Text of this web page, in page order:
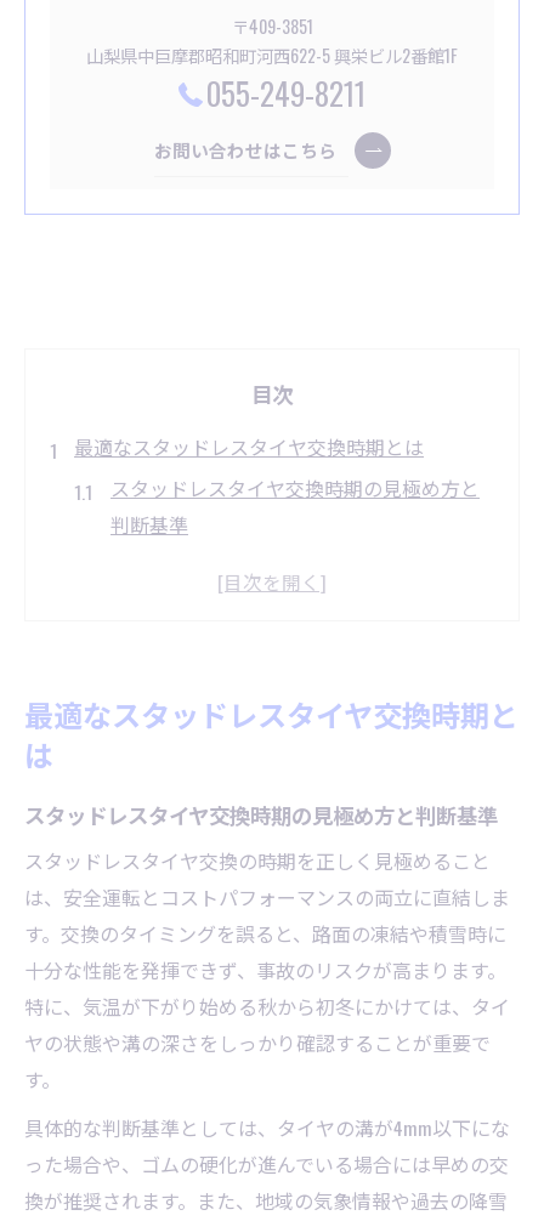
〒409-3851
山梨県中巨摩郡昭和町河西622-5 興栄ビル2番館1F
055-249-8211
お問い合わせはこちら
目次
最適なスタッドレスタイヤ交換時期とは
スタッドレスタイヤ交換時期の見極め方と
判断基準
気温や路面状況から考える交換タイミング
ヤ交換
スタッドレスタイヤ交換方法ごとの費用比
工賃と安全性を両立する交換ポイント解説
プロ依頼と自分でのスタッドレスタイヤ交
換の違い
交換方法別の安全運転確保のポイント
スタッドレスタイヤ交換の手順と注意点を解説
スタッドレスタイヤ交換の基本手順と流れ
最適なスタッドレスタイヤ交換時期と
は
スタッドレスタイヤ交換時期の見極め方と判断基準
スタッドレスタイヤ交換の時期を正しく見極めること
は、安全運転とコストパフォーマンスの両立に直結しま
す。交換のタイミングを誤ると、路面の凍結や積雪時に
十分な性能を発揮できず、事故のリスクが高まります。
特に、気温が下がり始める秋から初冬にかけては、タイ
ヤの状態や溝の深さをしっかり確認することが重要で
す。
具体的な判断基準としては、タイヤの溝が4mm以下にな
った場合や、ゴムの硬化が進んでいる場合には早めの交
換が推奨されます。また、地域の気象情報や過去の降雪